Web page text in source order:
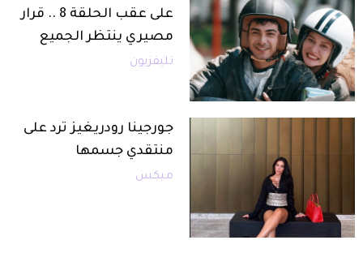
على عقب الحلقة 8 .. قرار
مصيري ينتظر الجميع
تليفزيون
جورجينا رودريغيز ترد على
منتقدي جسمها
ميكس